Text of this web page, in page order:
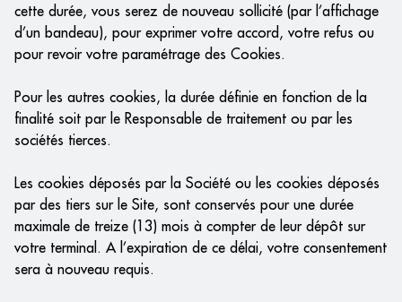
cette durée, vous serez de nouveau sollicité (par l’affichage
d’un bandeau), pour exprimer votre accord, votre refus ou
pour revoir votre paramétrage des Cookies.
Pour les autres cookies, la durée définie en fonction de la
finalité soit par le Responsable de traitement ou par les
sociétés tierces.
Les cookies déposés par la Société ou les cookies déposés
par des tiers sur le Site, sont conservés pour une durée
maximale de treize (13) mois à compter de leur dépôt sur
votre terminal. A l’expiration de ce délai, votre consentement
sera à nouveau requis.